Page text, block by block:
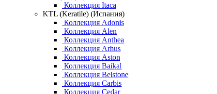
Коллекция Itaca
KTL (Keratile) (Испания)
Коллекция Adonis
Коллекция Alen
Коллекция Anthea
Коллекция Arhus
Коллекция Aston
Коллекция Baikal
Коллекция Belstone
Коллекция Carbis
Коллекция Cedar